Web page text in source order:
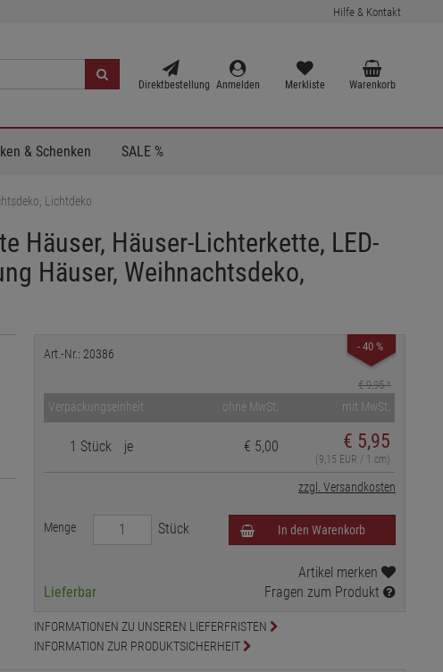
Hilfe & Kontakt
Direktbestellung Anmelden Merkliste Warenkorb
& Schenken SALE %
Lichtdeko
Häuser, Häuser-Lichterkette, LED-
Häuser, Weihnachtsdeko,
- 40 %
Art.-Nr.: 20386
€ 9,95*
Verpackungseinheit ohne MwSt. mit MwSt.
1 Stück je € 5,00 € 5,95
(9,15 EUR / 1 cm)
zzgl. Versandkosten
Menge Stück In den Warenkorb
Lieferbar
Artikel merken
Fragen zum Produkt
INFORMATIONEN ZU UNSEREN LIEFERFRISTEN
INFORMATION ZUR PRODUKTSICHERHEIT